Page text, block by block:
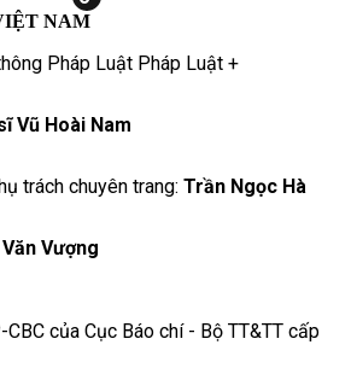
NAM
Pháp Luật Pháp Luật +
Vũ Hoài Nam
trách chuyên trang: Trần Ngọc Hà
Vượng
của Cục Báo chí - Bộ TT&TT cấp